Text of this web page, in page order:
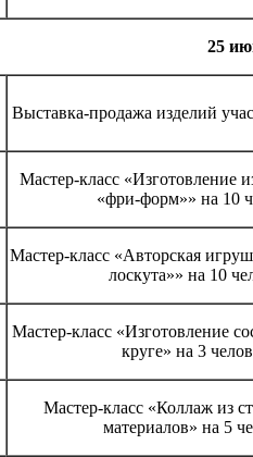
25
Выставка-продажа изделий
Мастер-класс «Изготовление
«фри-форм»» на 10
Мастер-класс «Авторская
лоскута»» на 10
Мастер-класс «Изготовление
круге» на 3
Мастер-класс «Коллаж из
материалов» на 5